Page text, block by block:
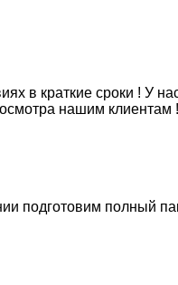
в краткие сроки !
нашим
подготовим полный